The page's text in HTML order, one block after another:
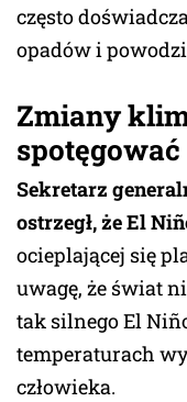
często
opadów i
Zmiany
Sekretarz
ostrzegł, że El
ocieplającej się
uwagę, że świat
tak silnego El
temperaturach
człowieka.